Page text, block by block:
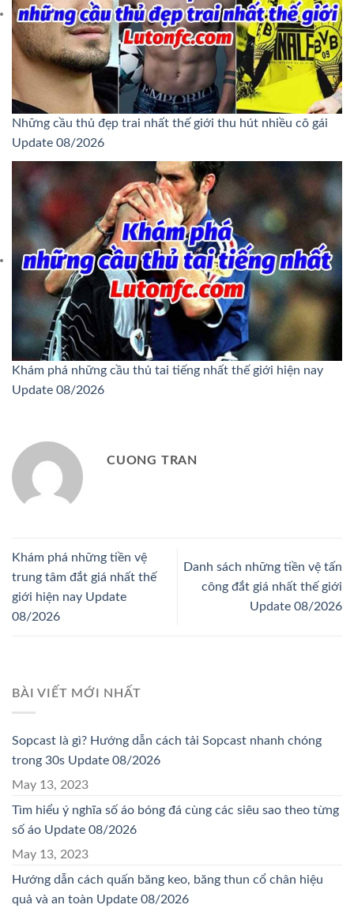
Những cầu thủ đẹp trai nhất thế giới thu hút nhiều cô gái
Update 08/2026
Khám phá những cầu thủ tai tiếng nhất thế giới hiện nay
Update 08/2026
CUONG TRAN
Khám phá những tiền vệ
trung tâm đắt giá nhất thế
giới hiện nay Update
08/2026
Danh sách những tiền vệ tấn
công đắt giá nhất thế giới
Update 08/2026
BÀI VIẾT MỚI NHẤT
Sopcast là gì? Hướng dẫn cách tải Sopcast nhanh chóng
trong 30s Update 08/2026
May 13, 2023
Tìm hiểu ý nghĩa số áo bóng đá cùng các siêu sao theo từng
số áo Update 08/2026
May 13, 2023
Hướng dẫn cách quấn băng keo, băng thun cổ chân hiệu
quả và an toàn Update 08/2026